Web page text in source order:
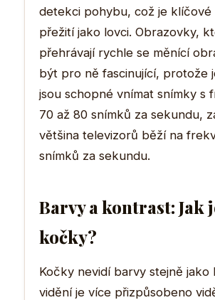
detekci pohybu, což je klíčové
přežití jako lovci. Obrazovky,
přehrávají rychle se měnící
být pro ně fascinující, protože
jsou schopné vnímat snímky s
70 až 80 snímků za sekundu,
většina televizorů běží na
snímků za sekundu.
Barvy a kontrast: Jak
kočky?
Kočky nevidí barvy stejně jako
vidění je více přizpůsobeno